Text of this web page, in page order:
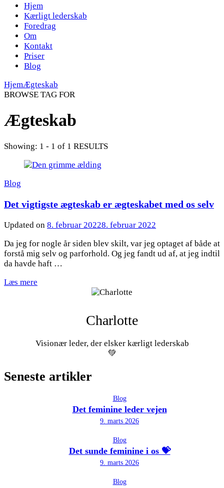
Hjem
Kærligt lederskab
Foredrag
Om
Kontakt
Priser
Blog
HjemÆgteskab
BROWSE TAG FOR
Ægteskab
Showing: 1 - 1 of 1 RESULTS
Blog
Det vigtigste ægteskab er ægteskabet med os selv
Updated on 8. februar 20228. februar 2022
Da jeg for nogle år siden blev skilt, var jeg optaget af både at
forstå mig selv og parforhold. Og jeg fandt ud af, at jeg indtil
da havde haft …
Læs mere
Charlotte
Visionær leder, der elsker kærligt lederskab
💚
Seneste artikler
Blog
Det feminine leder vejen
9. marts 2026
Blog
Det sunde feminine i os 💝
9. marts 2026
Blog